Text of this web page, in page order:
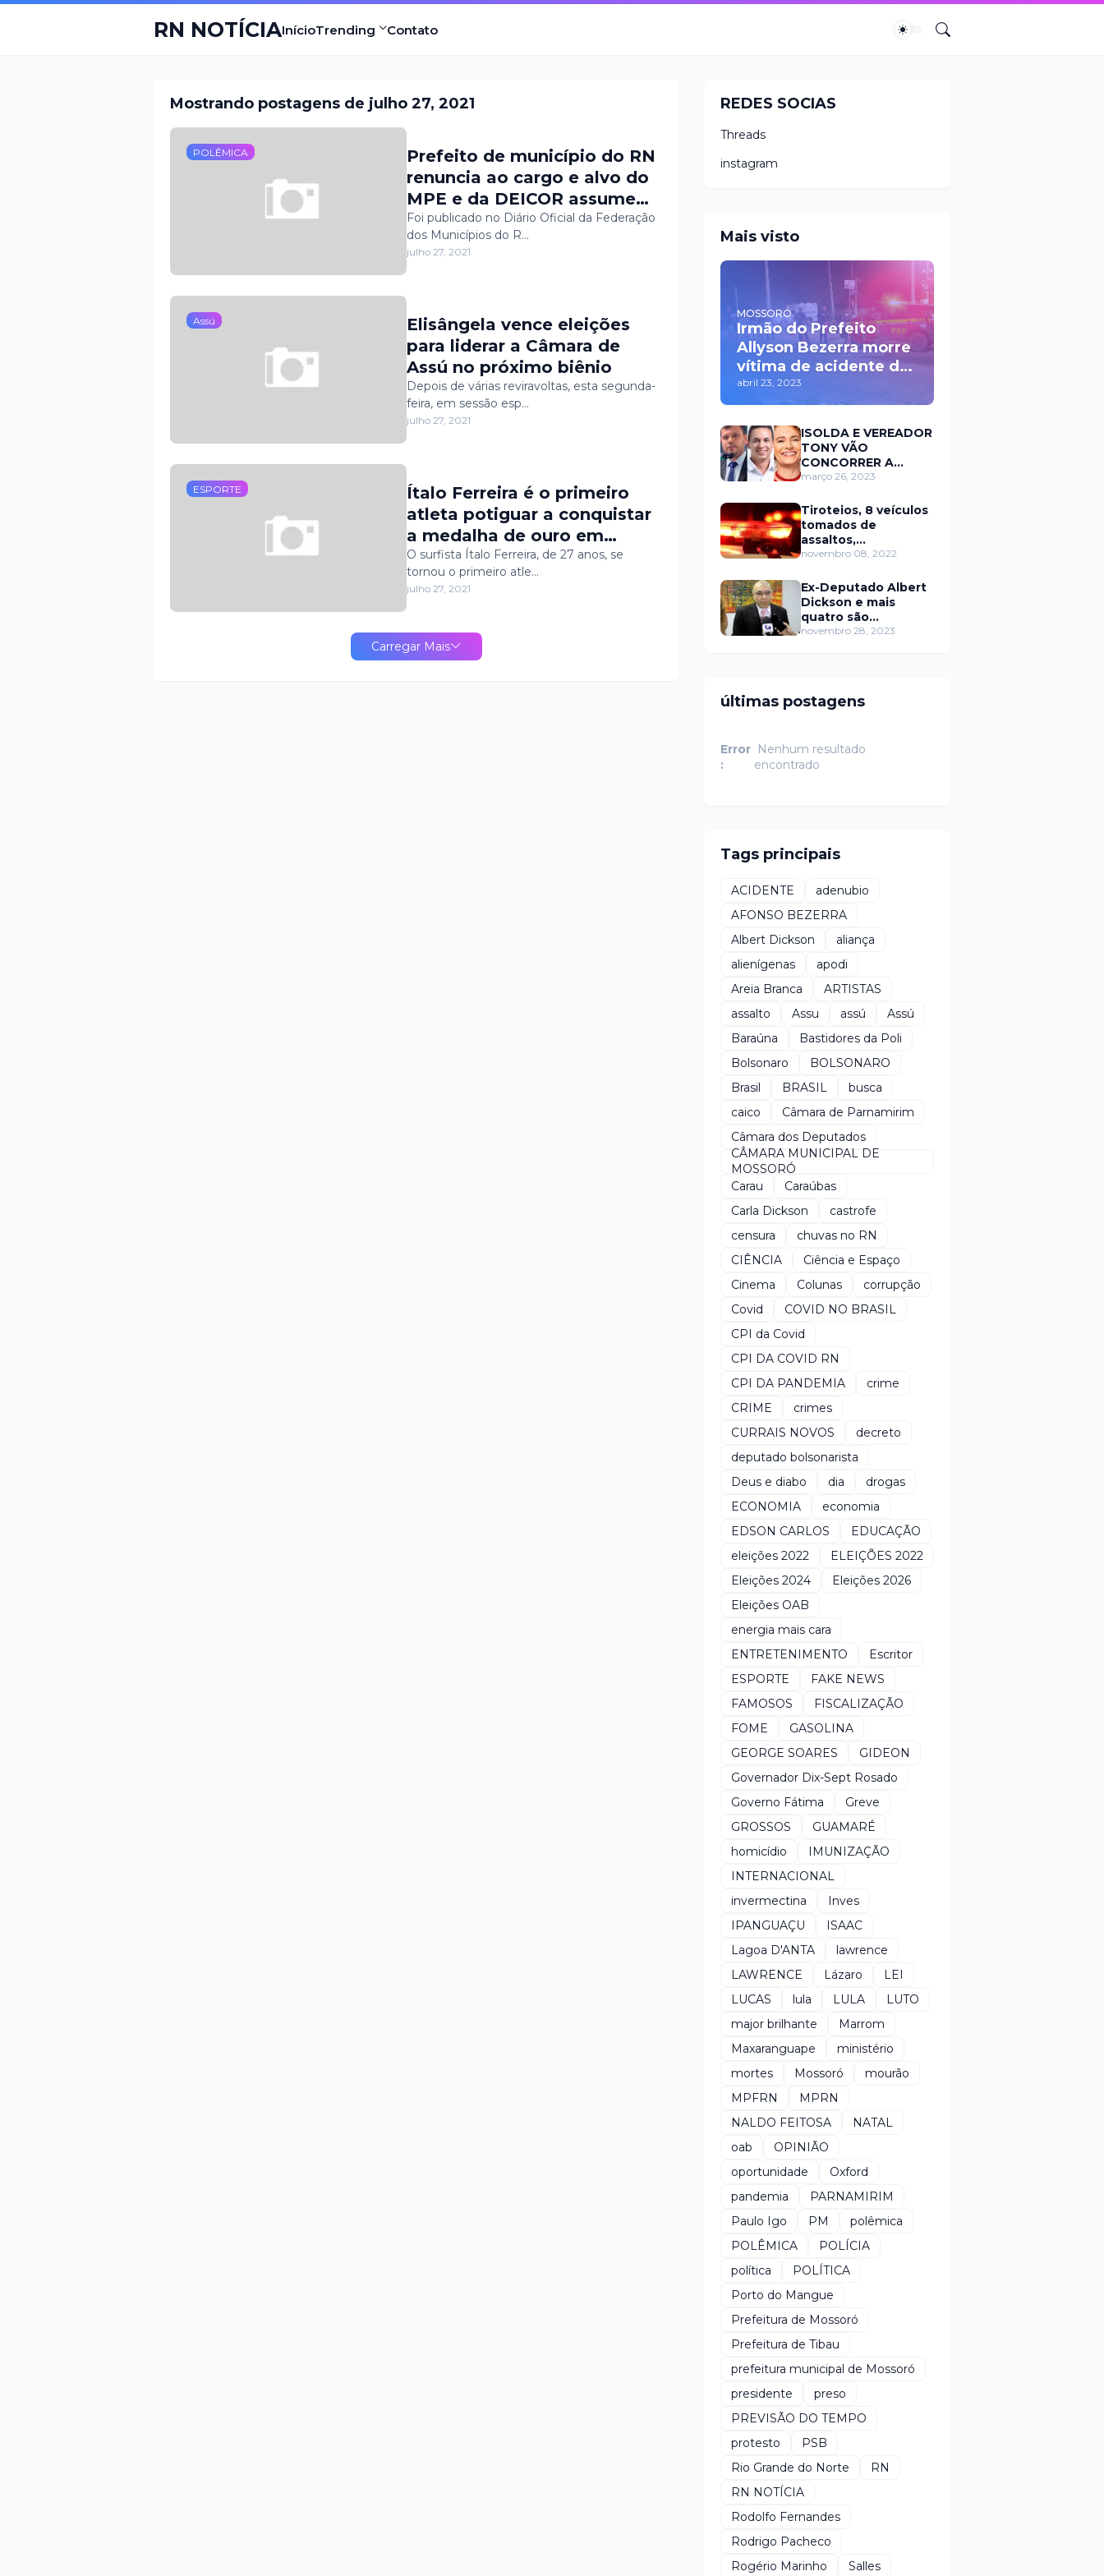
RN NOTÍCIAInícioTrending Contato
Mostrando postagens de julho 27, 2021
POLÊMICA
Prefeito de município do RN
renuncia ao cargo e alvo do
MPE e da DEICOR assume
posto
Foi publicado no Diário Oficial da Federação
dos Municípios do R…
julho 27, 2021
Assú
Elisângela vence eleições
para liderar a Câmara de
Assú no próximo biênio
Depois de várias reviravoltas, esta segunda-
feira, em sessão esp…
julho 27, 2021
ESPORTE
Ítalo Ferreira é o primeiro
atleta potiguar a conquistar
a medalha de ouro em
Olimpíadas
O surfista Ítalo Ferreira, de 27 anos, se
tornou o primeiro atle…
julho 27, 2021
Carregar Mais
REDES SOCIAS
Threads
instagram
Mais visto
MOSSORÓ
Irmão do Prefeito
Allyson Bezerra morre
vítima de acidente de
trânsito durante a
madrugada na BR 110
em Mossoró
abril 23, 2023
ISOLDA E VEREADOR
TONY VÃO
CONCORRER A
PREFEITURA DE
março 26, 2023
Tiroteios, 8 veículos
tomados de
assaltos,
ARRASTÕES em
encontrado morto
novembro 08, 2022
Ex-Deputado Albert
Dickson e mais
quatro são
condenados por
novembro 28, 2023
últimas postagens
Error
:
Nenhum resultado
encontrado
Tags principais
ACIDENTE
adenubio
AFONSO BEZERRA
Albert Dickson
aliança
alienígenas
apodi
Areia Branca
ARTISTAS
assalto
Assu assú
Assú
Baraúna
Bastidores da Poli
Bolsonaro
BOLSONARO
Brasil
BRASIL
busca
caico
Câmara de Parnamirim
Câmara dos Deputados
CÂMARA MUNICIPAL DE
MOSSORÓ
Carau
Caraúbas
Carla Dickson
castrofe
censura
chuvas no RN
CIÊNCIA
Ciência e Espaço
Cinema
Colunas
corrupção
Covid
COVID NO BRASIL
CPI da Covid
CPI DA COVID RN
CPI DA PANDEMIA
crime
CRIME
crimes
CURRAIS NOVOS
decreto
deputado bolsonarista
Deus e diabo
dia
drogas
ECONOMIA
economia
EDSON CARLOS
EDUCAÇÃO
eleições 2022
ELEIÇÕES 2022
Eleições 2024
Eleições 2026
Eleições OAB
energia mais cara
ENTRETENIMENTO
Escritor
ESPORTE
FAKE NEWS
FAMOSOS
FISCALIZAÇÃO
FOME
GASOLINA
GEORGE SOARES
GIDEON
Governador Dix-Sept Rosado
Governo Fátima
Greve
GROSSOS
GUAMARÉ
homicídio
IMUNIZAÇÃO
INTERNACIONAL
invermectina
Inves
IPANGUAÇU
ISAAC
Lagoa D'ANTA
lawrence
LAWRENCE
Lázaro
LEI
LUCAS
lula LULA
LUTO
major brilhante
Marrom
Maxaranguape
ministério
mortes
Mossoró
mourão
MPFRN
MPRN
NALDO FEITOSA
NATAL
oab
OPINIÃO
oportunidade
Oxford
pandemia
PARNAMIRIM
Paulo Igo
PM
polêmica
POLÊMICA
POLÍCIA
política
POLÍTICA
Porto do Mangue
Prefeitura de Mossoró
Prefeitura de Tibau
prefeitura municipal de Mossoró
presidente
preso
PREVISÃO DO TEMPO
protesto
PSB
Rio Grande do Norte
RN
RN NOTÍCIA
Rodolfo Fernandes
Rodrigo Pacheco
Rogério Marinho
Salles